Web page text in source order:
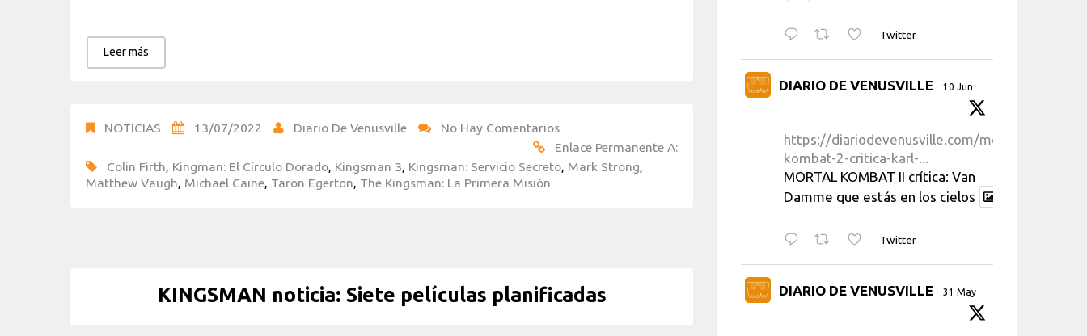
Leer más
NOTICIAS 13/07/2022 Diario De Venusville
No Hay Comentarios
Enlace Permanente A:
Colin Firth, Kingman: El Círculo Dorado, Kingsman 3, Kingsman: Servicio Secreto, Mark Strong,
Matthew Vaugh, Michael Caine, Taron Egerton, The Kingsman: La Primera Misión
KINGSMAN noticia: Siete películas planificadas
Twitter
DIARIO DE VENUSVILLE 10 Jun
https://diariodevenusville.com/mortal-
kombat-2-critica-karl-...
MORTAL KOMBAT II crítica: Van
Damme que estás en los cielos
Twitter
DIARIO DE VENUSVILLE 31 May